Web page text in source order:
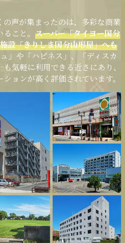
声が集まったのは、多彩な商業
こと。 スーパー「タイヨー国分
設「きりしま国分山形屋」へも
ュ」や「ハピネス」、「ディスカ
気軽に利用できる近さにあり、
ョンが高く評価されています。